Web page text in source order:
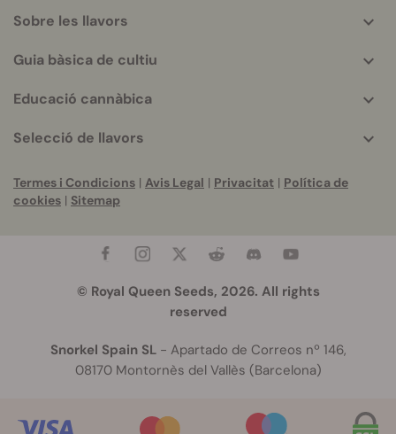
Sobre les llavors
Guia bàsica de cultiu
Educació cannàbica
Selecció de llavors
Termes i Condicions | Avis Legal | Privacitat | Política de
cookies | Sitemap
© Royal Queen Seeds, 2026. All rights
reserved
Snorkel Spain SL- Apartado de Correos nº 146,
08170 Montornès del Vallès (Barcelona)